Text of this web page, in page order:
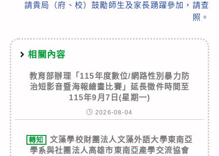
請貴局（府、校）鼓勵師生及家長踴躍參加，請查
照。
相關內容
教育部辦理「115年度數位/網路性別暴力防
治短影音暨海報繪畫比賽」延長徵件時間至
115年9月7日(星期一)
2026-08-04
轉知
文藻學校財團法人文藻外語大學東南亞
學系與社團法人高雄市東南亞產學交流協會